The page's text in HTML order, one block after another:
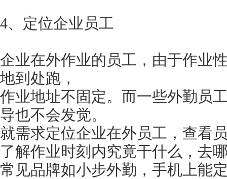
4、定位企业员工
企业在外作业的员工，由于作业
地到处跑，
作业地址不固定。而一些外勤员
导也不会发觉。
就需求定位企业在外员工，查看
了解作业时刻内究竟干什么，去
常见品牌如小步外勤，手机上能